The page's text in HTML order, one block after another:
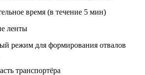
время (в течение 5 мин)
ленты
режим для формирования отвалов
транспортёра